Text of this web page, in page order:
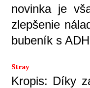
novinka je
zlepšenie
bubeník s
Stray
Kropis: Díky